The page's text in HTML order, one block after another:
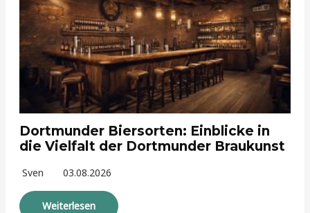
Dortmunder Biersorten: Einblicke in
die Vielfalt der Dortmunder Braukunst
Sven 03.08.2026
Weiterlesen